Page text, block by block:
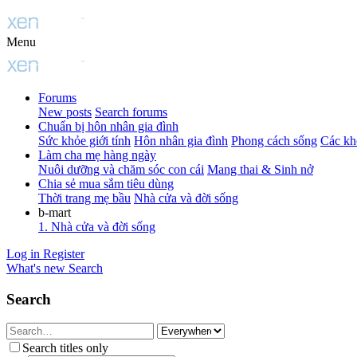
Menu
Forums
New posts Search forums
Chuẩn bị hôn nhân gia đình
Sức khỏe giới tính Hôn nhân gia đình Phong cách sống Các
Làm cha mẹ hàng ngày
Nuôi dưỡng và chăm sóc con cái Mang thai & Sinh nở
Chia sẻ mua sắm tiêu dùng
Thời trang mẹ bầu Nhà cửa và đời sống
b-mart
1. Nhà cửa và đời sống
Log in Register
What's new Search
Search
Search titles only